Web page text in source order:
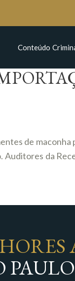
Conteúdo
de
Auditores da
PAULO